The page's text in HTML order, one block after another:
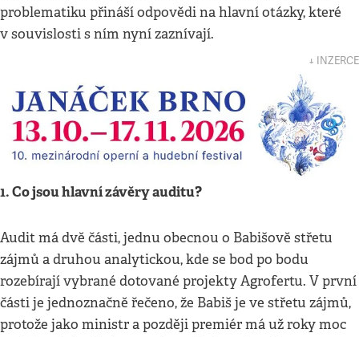
problematiku přináší odpovědi na hlavní otázky, které
v souvislosti s ním nyní zaznívají.
↓ INZERCE
1. Co jsou hlavní závěry auditu?
Audit má dvě části, jednu obecnou o Babišově střetu
zájmů a druhou analytickou, kde se bod po bodu
rozebírají vybrané dotované projekty Agrofertu. V první
části je jednoznačně řečeno, že Babiš je ve střetu zájmů,
protože jako ministr a později premiér má už roky moc